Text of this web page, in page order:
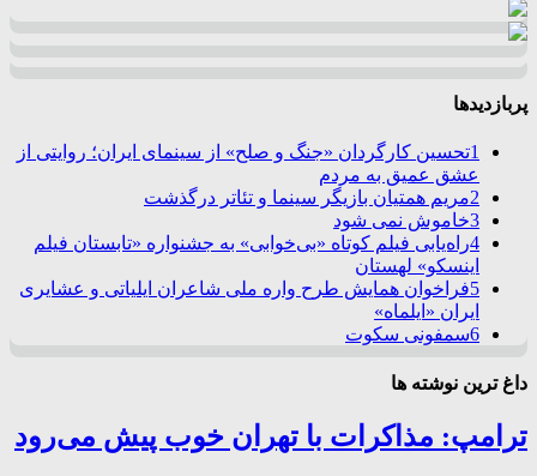
پربازدیدها
1تحسین کارگردان «جنگ و صلح» از سینمای ایران؛ روایتی از
عشق عمیق به مردم
2مریم همتیان بازیگر سینما و تئاتر درگذشت
3خاموش نمی شود
4راه‌یابی فیلم کوتاه «بی‌خوابی» به جشنواره «تابستان فیلم
اینسکو» لهستان
5فراخوان همایش طرح واره ملی شاعران ایلیاتی و عشایری
ایران «ایلماه»
6سمفونی سکوت
داغ ترین نوشته ها
ترامپ: مذاکرات با تهران خوب پیش می‌رود